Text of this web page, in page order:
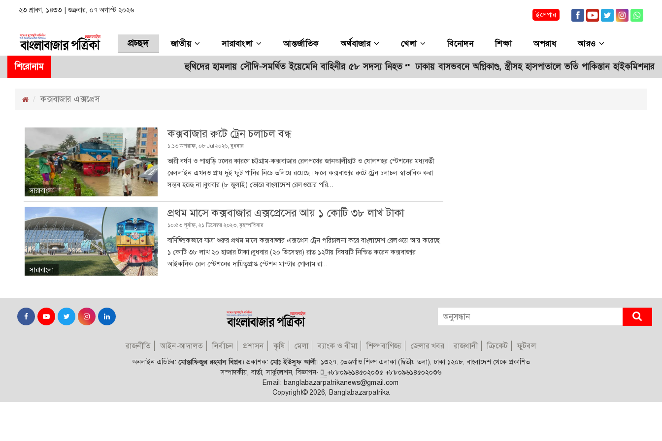
২৩ শ্রাবণ, ১৪৩৩ | শুক্রবার, ০৭ অগাস্ট ২০২৬
ইপেপার
প্রচ্ছদ জাতীয় সারাবাংলা আন্তর্জাতিক অর্থবাজার খেলা বিনোদন শিক্ষা অপরাধ আরও
শিরোনাম হুথিদের হামলায় সৌদি-সমর্থিত ইয়েমেনি বাহিনীর ৫৮ সদস্য নিহত ** ঢাকায় বাসভবনে অগ্নিকাণ্ড, স্ত্রীসহ হাসপাতালে ভর্তি পাকিস্তান হাইকমিশনার **
কক্সবাজার এক্সপ্রেস
সারাবাংলা
কক্সবাজার রুটে ট্রেন চলাচল বন্ধ
১:১৩ অপরাহ্ন, ০৮ Jul ২০২৬, বুধবার
ভারী বর্ষণ ও পাহাড়ি ঢলের কারণে চট্টগ্রাম-কক্সবাজার রেলপথের জানআলীহাট ও ষোলশহর স্টেশনের মধ্যবর্তী
রেললাইন এখনও প্রায় দুই ফুট পানির নিচে তলিয়ে রয়েছে। ফলে কক্সবাজার রুটে ট্রেন চলাচল স্বাভাবিক করা
সম্ভব হচ্ছে না।বুধবার (৮ জুলাই) ভোরে বাংলাদেশ রেলওয়ের পরি...
সারাবাংলা
প্রথম মাসে কক্সবাজার এক্সপ্রেসের আয় ১ কোটি ৩৮ লাখ টাকা
১০:৫৩ পূর্বাহ্ন, ২১ ডিসেম্বর ২০২৩, বৃহস্পতিবার
বাণিজ্যিকভাবে যাত্রা শুরুর প্রথম মাসে কক্সবাজার এক্সপ্রেস ট্রেন পরিচালনা করে বাংলাদেশ রেলওয়ে আয় করেছে
১ কোটি ৩৮ লাখ ২০ হাজার টাকা।বুধবার (২০ ডিসেম্বর) রাত ১২টায় বিষয়টি নিশ্চিত করেন কক্সবাজার
আইকনিক রেল স্টেশনের দায়িত্বপ্রাপ্ত স্টেশন মাস্টার গোলাম রা...
রাজনীতি আইন-আদালত নির্বাচন প্রশাসন কৃষি মেলা ব্যাংক ও বীমা শিল্পবাণিজ্য জেলার খবর রাজধানী ক্রিকেট ফুটবল
অনলাইন এডিটর: মোস্তাফিজুর রহমান বিপ্লব। প্রকাশক: মোঃ ইউসুফ আলী। ১৩২৭, তেজগাঁও শিল্প এলাকা (দ্বিতীয় তলা), ঢাকা ১২০৮, বাংলাদেশ থেকে প্রকাশিত
সম্পাদকীয়, বার্তা, সার্কুলেশন, বিজ্ঞাপন-
+৮৮০৯৬১৪৫০২০৩৫ +৮৮০৯৬১৪৫০২০৩৬
Email: banglabazarpatrikanews@gmail.com
Copyright© 2026, Banglabazarpatrika